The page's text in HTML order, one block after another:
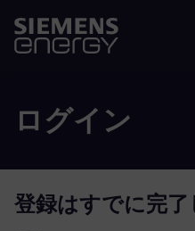
ログイン
登録はすでに完